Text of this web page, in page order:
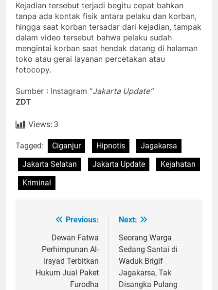
Kejadian tersebut terjadi begitu cepat bahkan
tanpa ada kontak fisik antara pelaku dan korban,
hingga saat korban tersadar dari kejadian, tampak
dalam video tersebut bahwa pelaku sudah
mengintai korban saat hendak datang di halaman
toko atau gerai layanan percetakan atau
fotocopy.
Sumber : Instagram “Jakarta Update”
ZDT
Views: 3
Tagged: Ciganjur Hipnotis
Jagakarsa
Jakarta Selatan
Jakarta Update
Kejahatan
Kriminal
navigation
Previous:
Dewan Fatwa
Perhimpunan Al-
Irsyad Terbitkan
Hukum Jual Paket
Furodha
Next:
Seorang Warga
Sedang Santai di
Waduk Brigif
Jagakarsa, Tak
Disangka Pulang